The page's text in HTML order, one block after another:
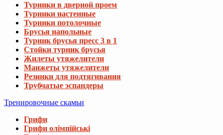
Турники в дверной проем
Турники настенные
Турники потолочные
Брусья напольные
Турник брусья пресс 3 в 1
Стойки турник брусья
Жилеты утяжелители
Манжеты утяжелители
Резинки для подтягивания
Трубчатые эспандеры
Тренировочные скамьи
Грифи
Грифи олімпійські